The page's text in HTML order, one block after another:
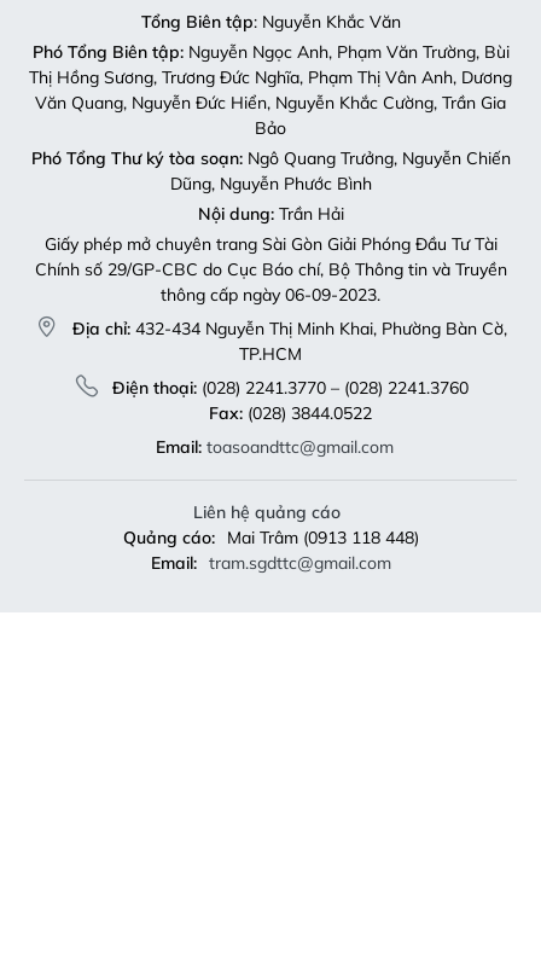
Tổng Biên tập: Nguyễn Khắc Văn
Phó Tổng Biên tập:Nguyễn Ngọc Anh, Phạm Văn Trường, Bùi
Thị Hồng Sương, Trương Đức Nghĩa, Phạm Thị Vân Anh, Dương
Văn Quang, Nguyễn Đức Hiển, Nguyễn Khắc Cường, Trần Gia
Bảo
Phó Tổng Thư ký tòa soạn:Ngô Quang Trưởng, Nguyễn Chiến
Dũng, Nguyễn Phước Bình
Nội dung:Trần Hải
Giấy phép mở chuyên trang Sài Gòn Giải Phóng Đầu Tư Tài
Chính số 29/GP-CBC do Cục Báo chí, Bộ Thông tin và Truyền
thông cấp ngày 06-09-2023.
Địa chỉ: 432-434 Nguyễn Thị Minh Khai, Phường Bàn Cờ,
TP.HCM
Điện thoại:(028) 2241.3770 – (028) 2241.3760
Fax:(028) 3844.0522
Email: toasoandttc@gmail.com
Liên hệ quảng cáo
Quảng cáo:
Mai Trâm (0913 118 448)
Email: tram.sgdttc@gmail.com